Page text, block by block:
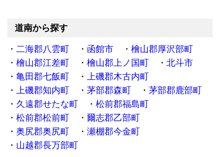
道南から探す
二海郡八雲町 函館市
檜山郡厚沢部町
檜山郡江差町
檜山郡上ノ国町
北斗市
亀田郡七飯町
上磯郡木古内町
上磯郡知内町
茅部郡森町
茅部郡鹿部町
久遠郡せたな町
松前郡福島町
松前郡松前町
爾志郡乙部町
奥尻郡奥尻町
瀬棚郡今金町
山越郡長万部町